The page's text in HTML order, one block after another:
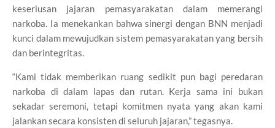
keseriusan jajaran pemasyarakatan dalam memerangi
narkoba. Ia menekankan bahwa sinergi dengan BNN menjadi
kunci dalam mewujudkan sistem pemasyarakatan yang bersih
dan berintegritas.
“Kami tidak memberikan ruang sedikit pun bagi peredaran
narkoba di dalam lapas dan rutan. Kerja sama ini bukan
sekadar seremoni, tetapi komitmen nyata yang akan kami
jalankan secara konsisten di seluruh jajaran,” tegasnya.